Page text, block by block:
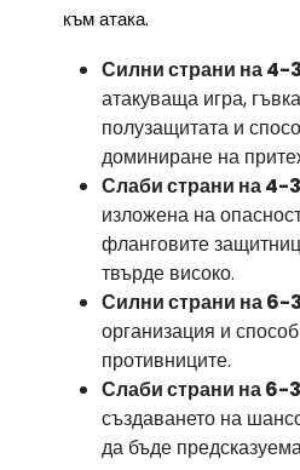
към атака.
Силни страни на 4-
атакуваща игра,
полузащитата и
доминиране на
Слаби страни на 4-
изложена на
фланговите
твърде високо.
Силни страни на 6-
организация и
противниците.
Слаби страни на 6-
създаването на
да бъде